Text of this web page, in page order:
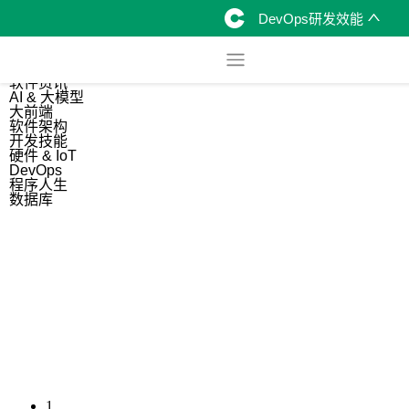
DevOps研发效能
软件资讯
AI & 大模型
大前端
软件架构
开发技能
硬件 & IoT
DevOps
程序人生
数据库
1